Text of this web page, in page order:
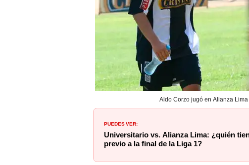
Aldo Corzo jugó en Alianza
PUEDES VER:
Universitario vs. Alianza Lima: ¿quién
previo a la final de la Liga 1?